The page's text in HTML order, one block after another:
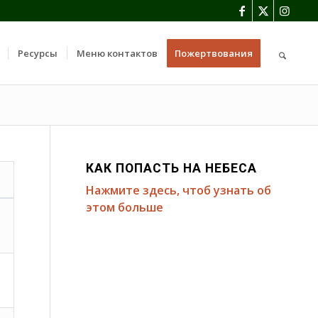
Ресурсы Меню контактов Пожертвования
КАК ПОПАСТЬ НА НЕБЕСА
Нажмите здесь, чтоб узнать об
этом больше